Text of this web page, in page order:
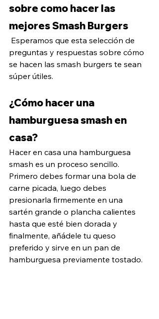
sobre como hacer las
mejores Smash Burgers
Esperamos que esta selección de
preguntas y respuestas sobre cómo
se hacen las smash burgers te sean
súper útiles.
¿Cómo hacer una
hamburguesa smash en
casa?
Hacer en casa una hamburguesa
smash es un proceso sencillo.
Primero debes formar una bola de
carne picada, luego debes
presionarla firmemente en una
sartén grande o plancha calientes
hasta que esté bien dorada y
finalmente, añádele tu queso
preferido y sirve en un pan de
hamburguesa previamente tostado.